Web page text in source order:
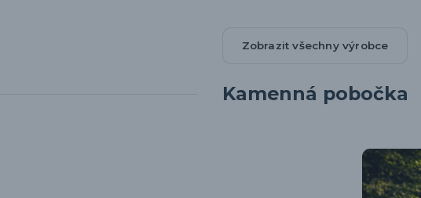
Zobrazit všechny výrobce
Kamenná pobočka